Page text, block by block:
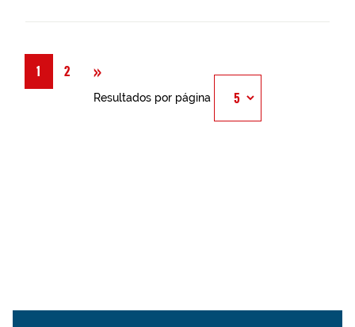
1 2 »
Resultados por página